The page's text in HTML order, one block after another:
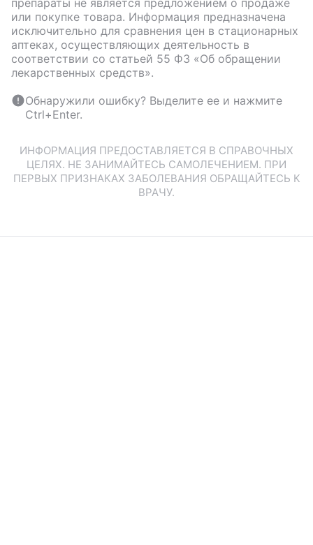
препараты не является предложением о продаже
или покупке товара. Информация предназначена
исключительно для сравнения цен в стационарных
аптеках, осуществляющих деятельность в
соответствии со статьей 55 ФЗ «Об обращении
лекарственных средств».
Обнаружили ошибку? Выделите ее и нажмите
Ctrl+Enter.
ИНФОРМАЦИЯ ПРЕДОСТАВЛЯЕТСЯ В СПРАВОЧНЫХ
ЦЕЛЯХ. НЕ ЗАНИМАЙТЕСЬ САМОЛЕЧЕНИЕМ. ПРИ
ПЕРВЫХ ПРИЗНАКАХ ЗАБОЛЕВАНИЯ ОБРАЩАЙТЕСЬ К
ВРАЧУ.